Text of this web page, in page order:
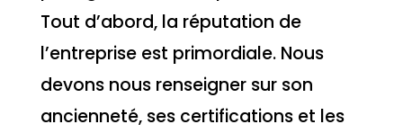
Tout d’abord, la réputation de
l’entreprise est primordiale. Nous
devons nous renseigner sur son
ancienneté, ses certifications et les